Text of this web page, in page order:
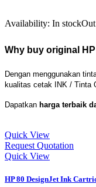
Availability: In stock
Why buy original
Dengan menggunakan
kualitas cetak INK / Tinta
Dapatkan harga terbaik
Quick View
Request Quotation
Quick View
HP 80 DesignJet Ink